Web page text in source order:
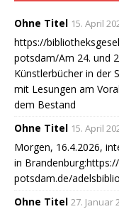
Ohne Titel 15. April
https://
potsdam/Am 24. und
Künstlerbücher in der
mit Lesungen am
dem Bestand
Ohne Titel 15. April
Morgen, 16.4.2026,
in
potsdam.de/
Ohne Titel 27. Januar